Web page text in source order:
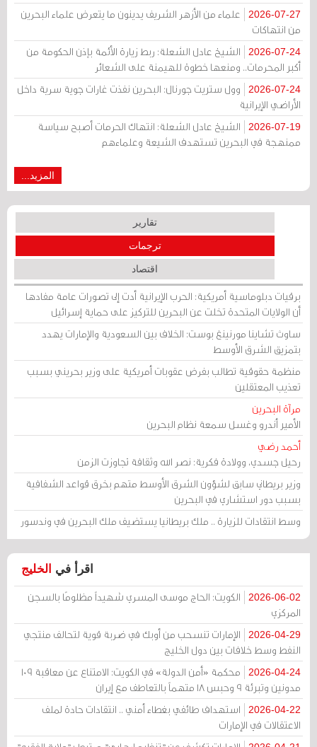
2026-07-27
علماء من الأزهر الشريف يدينون ما يتعرض علماء البحرين
من انتهاكات
2026-07-24
الشيخ عادل الشعلة: ربط زيارة الأئمة بإذن الحكومة من
أكبر المحرمات.. ومنعها خطوة للهيمنة على الشعائر
2026-07-24
وول ستريت جورنال: البحرين نفذت غارات جوية سرية داخل
الأراضي الإيرانية
2026-07-19
الشيخ عادل الشعلة: انتهاك الحرمات أصبح سياسة
ممنهجة في البحرين تستهدف الشيعة وعلماءهم
المزيد...
تقارير
ترجمات
اقتصاد
برقيات دبلوماسية أمريكية: الحرب الإيرانية أدت إلى تصورات عامة مفادها
أن الولايات المتحدة تخلت عن البحرين للتركيز على حماية إسرائيل
ساوث تشاينا مورنينغ بوست: الخلاف بين السعودية والإمارات يهدد
بتمزيق الشرق الأوسط
منظمة حقوقية تطالب بفرض عقوبات أمريكية على وزير بحريني بسبب
تعذيب المعتقلين
مرآة البحرين
الأمير أندرو وغسل سمعة نظام البحرين
أحمد رضي
رحيل جسدي، وولادة فكرية: نصر الله وثقافة تجاوزت الزمن
وزير بريطاني سابق لشؤون الشرق الأوسط متهم بخرق قواعد الشفافية
بسبب دور استشاري في البحرين
وسط انتقادات للزيارة .. ملك بريطانيا يستضيف ملك البحرين في وندسور
اقرأ في الخليج
2026-06-02
الكويت: الحاج موسى المسري شهيداً مظلومًا بالسجن
المركزي
2026-04-29
الإمارات تنسحب من أوبك في ضربة قوية لتحالف منتجي
النفط وسط خلافات بين دول الخليج
2026-04-24
محكمة «أمن الدولة» في الكويت: الامتناع عن معاقبة 109
مدونين وتبرئة 9 وحبس 18 متهماً بالتعاطف مع إيران
2026-04-22
استهداف طائفي بغطاء أمني .. انتقادات حادة لملف
الاعتقالات في الإمارات